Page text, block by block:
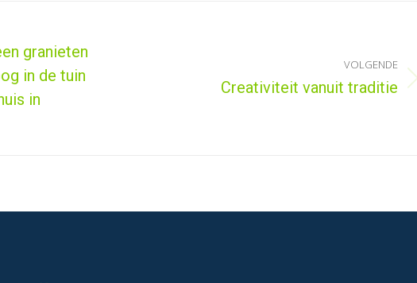
granieten
in de tuin
in
VOLGENDE
Creativiteit vanuit traditie